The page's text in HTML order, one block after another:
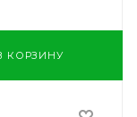
КОРЗИНУ